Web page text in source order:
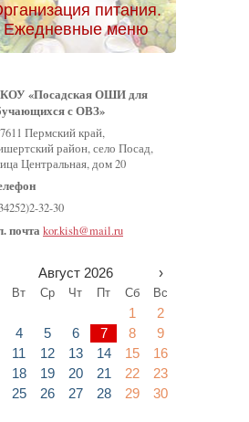
питания.
Ежедневные меню
«Посадская ОШИ для
с ОВЗ»
Пермский край,
район, село Посад,
Центральная, дом 20
32-30
почта kor.kish@mail.ru
Август 2026 ›
Вт Ср Чт Пт Сб Вс
1
2
4 5 6 7 8
9
11 12 13 14 15
16
18 19 20 21 22
23
25 26 27 28 29
30